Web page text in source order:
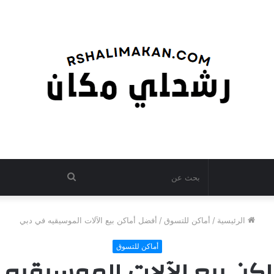
بحث
الرئيسية / أماكن للتسوق / أفضل أماكن بيع الآلات الموسيقيه في دبي
أماكن للتسوق